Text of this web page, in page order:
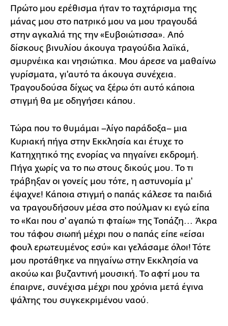
Πρώτο μου ερέθισμα ήταν το ταχτάρισμα της
μάνας μου στο πατρικό μου να μου τραγουδά
στην αγκαλιά της την «Ευβοιώτισσα». Από
δίσκους βινυλίου άκουγα τραγούδια λαϊκά,
σμυρνέικα και νησιώτικα. Μου άρεσε να μαθαίνω
γυρίσματα, γι'αυτό τα άκουγα συνέχεια.
Τραγουδούσα δίχως να ξέρω ότι αυτό κάποια
στιγμή θα με οδηγήσει κάπου.
Τώρα που το θυμάμαι –λίγο παράδοξα– μια
Κυριακή πήγα στην Εκκλησία και έτυχε το
Κατηχητικό της ενορίας να πηγαίνει εκδρομή.
Πήγα χωρίς να το πω στους δικούς μου. Το τι
τράβηξαν οι γονείς μου τότε, η αστυνομία μ'
έψαχνε! Κάποια στιγμή ο παπάς κάλεσε τα παιδιά
να τραγουδήσουν μέσα στο πούλμαν κι εγώ είπα
το «Και που σ' αγαπώ τι φταίω» της Τοπάζη... Άκρα
του τάφου σιωπή μέχρι που ο παπάς είπε «είσαι
φουλ ερωτευμένος εσύ» και γελάσαμε όλοι! Τότε
μου προτάθηκε να πηγαίνω στην Εκκλησία να
ακούω και βυζαντινή μουσική. Το αφτί μου τα
έπαιρνε, συνέχισα μέχρι που χρόνια μετά έγινα
ψάλτης του συγκεκριμένου ναού.